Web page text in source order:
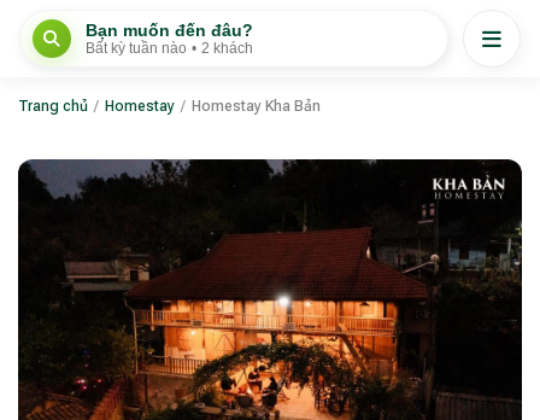
Bạn muốn đến đâu?
Bất kỳ tuần nào • 2 khách
Trang chủ / Homestay / Homestay Kha Bản